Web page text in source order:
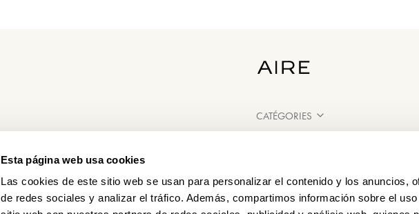
Esta página web usa cookies
Las cookies de este sitio web se usan para personalizar el contenido y los anuncios,
de redes sociales y analizar el tráfico. Además, compartimos información sobre el
CATÉGORIES
POINT DE VENTE